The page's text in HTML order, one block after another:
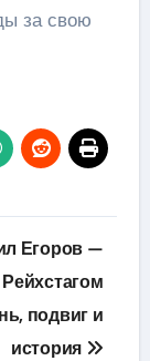
за свою
Егоров —
подвиг и
история